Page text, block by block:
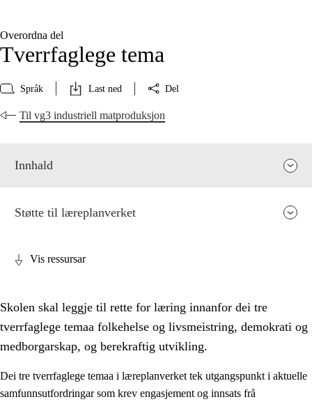
Overordna del
Tverrfaglege tema
Språk Last ned Del
Til vg3 industriell matproduksjon
Innhald
2. Prinsipp for læring, utvikling og danning
Støtte til læreplanverket
Vis ressursar
Skolen skal leggje til rette for læring innanfor dei tre
tverrfaglege temaa folkehelse og livsmeistring, demokrati og
medborgarskap, og berekraftig utvikling.
Dei tre tverrfaglege temaa i læreplanverket tek utgangspunkt i aktuelle
samfunnsutfordringar som krev engasjement og innsats frå